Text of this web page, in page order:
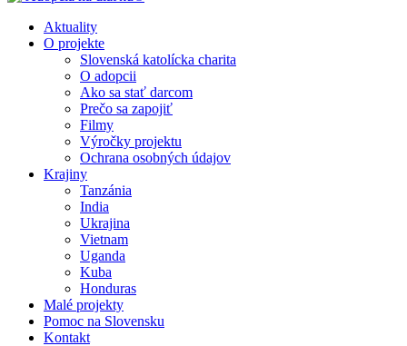
Aktuality
O projekte
Slovenská katolícka charita
O adopcii
Ako sa stať darcom
Prečo sa zapojiť
Filmy
Výročky projektu
Ochrana osobných údajov
Krajiny
Tanzánia
India
Ukrajina
Vietnam
Uganda
Kuba
Honduras
Malé projekty
Pomoc na Slovensku
Kontakt